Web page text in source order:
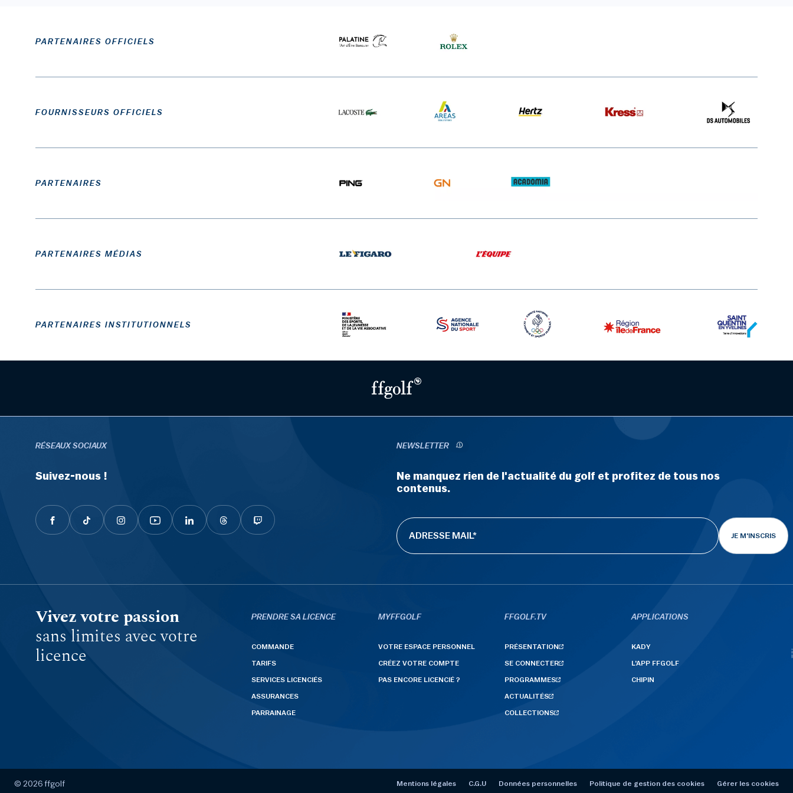
PARTENAIRES OFFICIELS
FOURNISSEURS OFFICIELS
PARTENAIRES
PARTENAIRES MÉDIAS
PARTENAIRES INSTITUTIONNELS
RÉSEAUX SOCIAUX
Suivez-nous !
NEWSLETTER
Ne manquez rien de l'actualité du golf et profitez de tous nos
contenus.
JE M'INSCRIS
Vivez votre passion
sans limites avec votre
licence
PRENDRE SA LICENCE
COMMANDE
TARIFS
SERVICES LICENCIÉS
ASSURANCES
PARRAINAGE
MYFFGOLF
VOTRE ESPACE PERSONNEL
CRÉEZ VOTRE COMPTE
PAS ENCORE LICENCIÉ ?
FFGOLF.TV
PRÉSENTATION
SE CONNECTER
PROGRAMMES
ACTUALITÉS
COLLECTIONS
APPLICATIONS
KADY
L'APP FFGOLF
CHIPIN
© 2026 ffgolf Mentions légales C.G.U Données personnelles Politique de gestion des cookies Gérer les cookies